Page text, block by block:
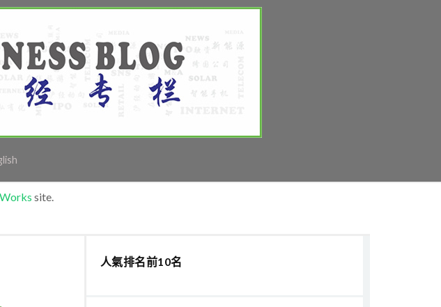
site.
人氣排名前10名